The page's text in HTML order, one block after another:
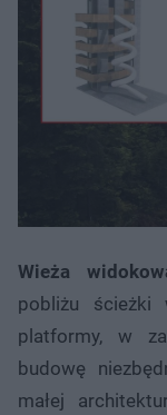
Wieża
pobliżu ścieżki
platformy, w
budowę
małej